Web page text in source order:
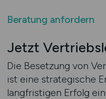
Beratung anfordern
Jetzt
Die Besetzung von
ist eine strategische
langfristigen Erfolg